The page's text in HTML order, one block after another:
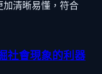
加清晰易懂，符合
社會現象的利器